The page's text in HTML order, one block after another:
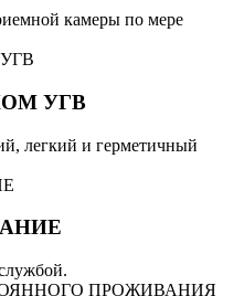
камеры по мере
УГВ
легкий и герметичный